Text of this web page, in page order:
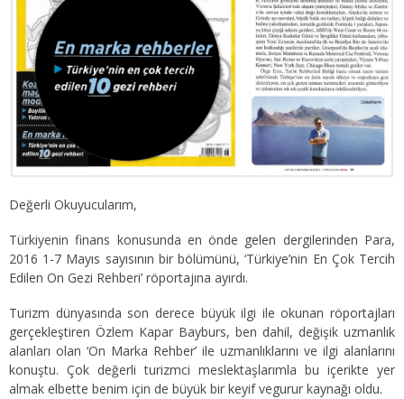
Değerli Okuyucularım,
Türkiyenin finans konusunda en önde gelen dergilerinden Para,
2016 1-7 Mayıs sayısının bir bölümünü, ‘Türkiye’nin En Çok Tercih
Edilen On Gezi Rehberi’ röportajına ayırdı.
Turizm dünyasında son derece büyük ilgi ile okunan röportajları
gerçekleştiren Özlem Kapar Bayburs, ben dahil, değişik uzmanlık
alanları olan ‘On Marka Rehber’ ile uzmanlıklarını ve ilgi alanlarını
konuştu. Çok değerli turizmci meslektaşlarımla bu içerikte yer
almak elbette benim için de büyük bir keyif vegurur kaynağı oldu.